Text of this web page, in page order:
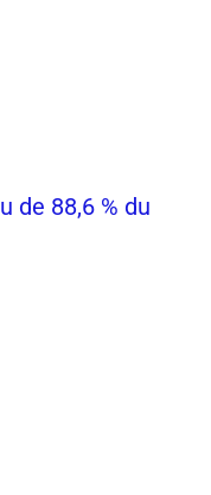
de 88,6 % du